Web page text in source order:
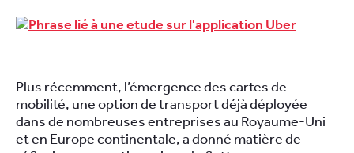
Plus récemment, l’émergence des cartes de
mobilité, une option de transport déjà déployée
dans de nombreuses entreprises au Royaume-Uni
et en Europe continentale, a donné matière de